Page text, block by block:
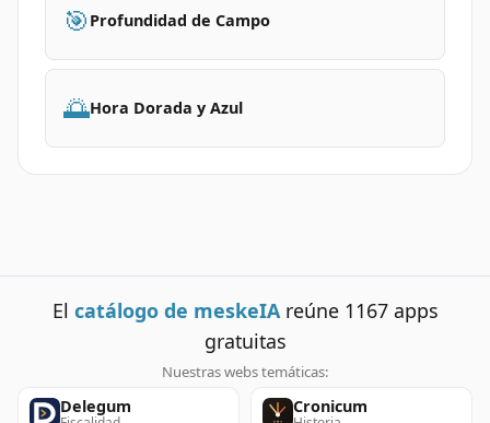
🎯 Profundidad de Campo
🌅Hora Dorada y Azul
El catálogo de meskeIA reúne 1167apps
gratuitas
Nuestras webs temáticas:
Delegum Cronicum